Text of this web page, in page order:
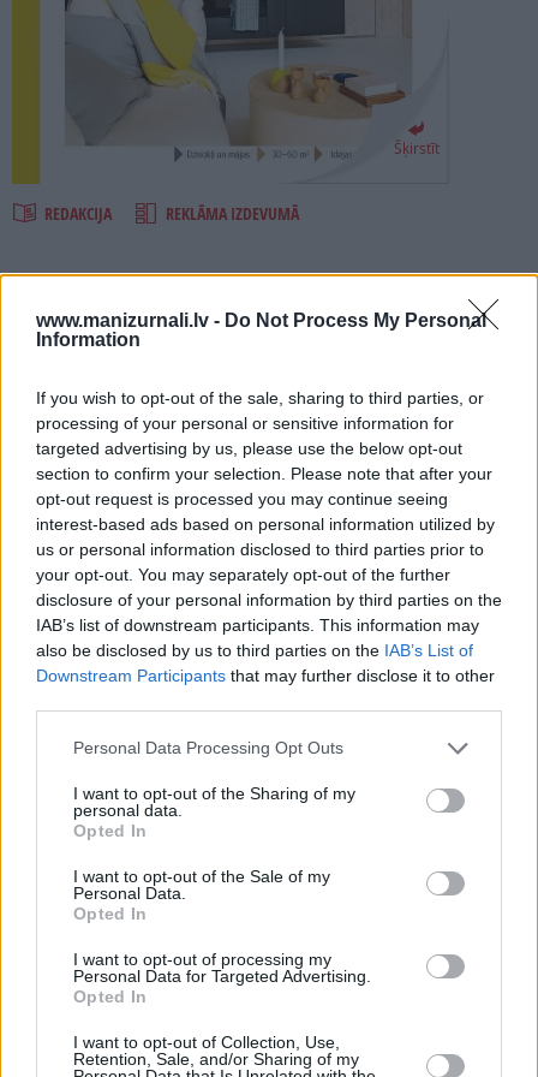
www.manizurnali.lv - Do Not Process My Personal
Information
If you wish to opt-out of the sale, sharing to third parties, or
processing of your personal or sensitive information for
targeted advertising by us, please use the below opt-out
section to confirm your selection. Please note that after your
opt-out request is processed you may continue seeing
interest-based ads based on personal information utilized by
us or personal information disclosed to third parties prior to
your opt-out. You may separately opt-out of the further
disclosure of your personal information by third parties on the
IAB’s list of downstream participants. This information may
also be disclosed by us to third parties on the IAB’s List of
Downstream Participants that may further disclose it to other
Personal Data Processing Opt Outs
I want to opt-out of the Sharing of my
personal data.
Opted In
I want to opt-out of the Sale of my
Personal Data.
Opted In
I want to opt-out of processing my
Personal Data for Targeted Advertising.
Opted In
I want to opt-out of Collection, Use,
Retention, Sale, and/or Sharing of my
Šķirstīt
REDAKCIJA REKLĀMA IZDEVUMĀ
DEKO XS 2019
Numurā lasi:
Mūsdienīgi risinājumi nelielu dzīvokļu vai māju iekārtošanai.
Idejas, kā vizuāli paplašināt telpu, ērti un pārdomāti
uzglabāt lietas, radīt daudzfunkcionālu dzīvojamo vidi.
Dažādi interjera stili un virzieni.
Daudzveidīgi mājokļu plānojumi – sākot ar sērijveida
dzīvokļiem, beidzot ar studio vai lofta tipa dzīvokļiem, un
nelielām vasaras mājām.
Nepalaid garām akcijas un jaunumus
Abonēšanas nodaļa
9:00 - 17:00
Tālrunis
Abonementu noformēšana